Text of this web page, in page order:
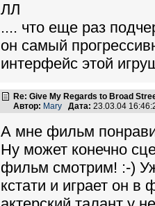
ЛЛ
.... что еще раз
он самый
интерфейс этой
Re: Give My Regards to Broad
Автор: Mary Дата: 23.03.04
А мне фильм
Ну может конечно
фильм смотрим! :-)
кстати и играет он